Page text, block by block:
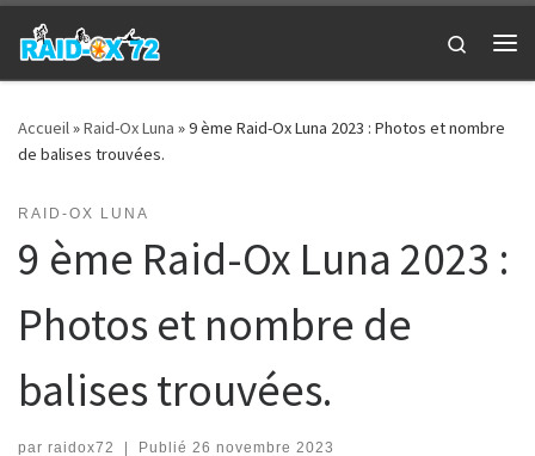
Passer au contenu
Search
Accueil»Raid-Ox Luna »9 ème Raid-Ox Luna 2023 : Photos et nombre
de balises trouvées.
RAID-OX LUNA
9 ème Raid-Ox Luna 2023 :
Photos et nombre de
balises trouvées.
par raidox72 | Publié 26 novembre 2023